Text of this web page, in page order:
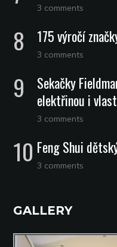
3 comments
175 výročí
3 comments
Sekačky
elektřinou i
3 comments
Feng Shui
3 comments
GALLERY